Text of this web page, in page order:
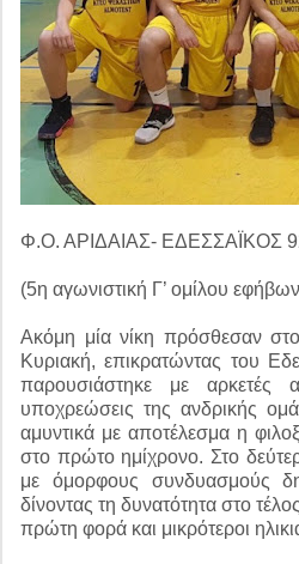
Φ.Ο. ΑΡΙΔΑΙΑΣ- ΕΔΕΣΣΑΪΚΟΣ
(5η αγωνιστική Γ’ ομίλου
Ακόμη μία νίκη πρόσθεσαν
Κυριακή, επικρατώντας του
παρουσιάστηκε με αρκετές
υποχρεώσεις της ανδρικής
αμυντικά με αποτέλεσμα η
στο πρώτο ημίχρονο. Στο
με όμορφους συνδυασμούς
δίνοντας τη δυνατότητα στο
πρώτη φορά και μικρότεροι